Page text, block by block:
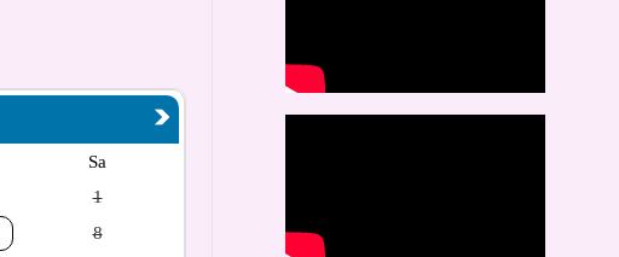
Sa
1
8